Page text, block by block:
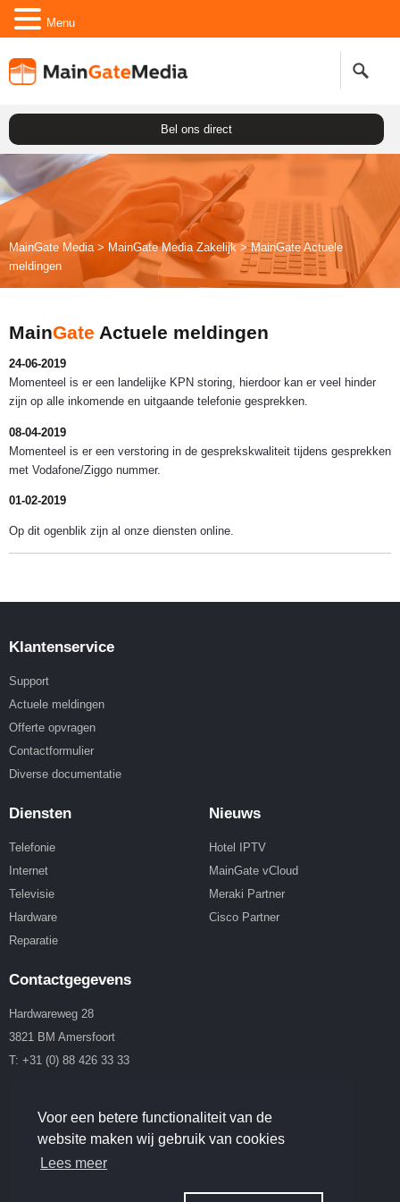
Bel ons direct
MainGate Media> MainGate Media Zakelijk>MainGate Actuele
meldingen
Voor een betere functionaliteit van de
website maken wij gebruik van cookies
Lees meer
MainGate Actuele meldingen
24-06-2019
Momenteel is er een landelijke KPN storing, hierdoor kan er veel hinder
zijn op alle inkomende en uitgaande telefonie gesprekken.
08-04-2019
Momenteel is er een verstoring in de gesprekskwaliteit tijdens gesprekken
met Vodafone/Ziggo nummer.
01-02-2019
Op dit ogenblik zijn al onze diensten online.
Klantenservice
Support
Actuele meldingen
Offerte opvragen
Contactformulier
Diverse documentatie
Diensten
Telefonie
Internet
Televisie
Hardware
Reparatie
Nieuws
Hotel IPTV
MainGate vCloud
Meraki Partner
Cisco Partner
Contactgegevens
Hardwareweg 28
3821 BM Amersfoort
T: +31 (0) 88 426 33 33
Volg ons op
Menu